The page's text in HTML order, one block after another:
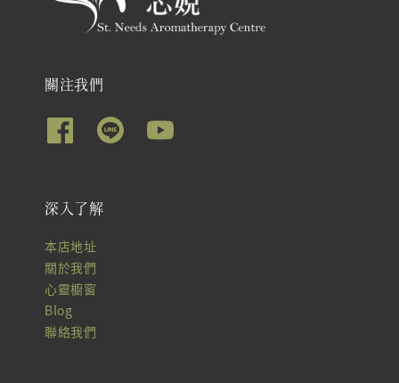
關注我們
深入了解
本店地址
關於我們
心靈櫥窗
Blog
聯絡我們